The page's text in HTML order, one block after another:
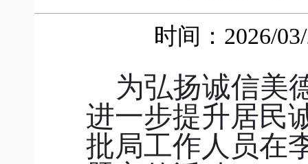
时间：2026/
为弘扬诚信美
进一步提升居民
批局工作人员在